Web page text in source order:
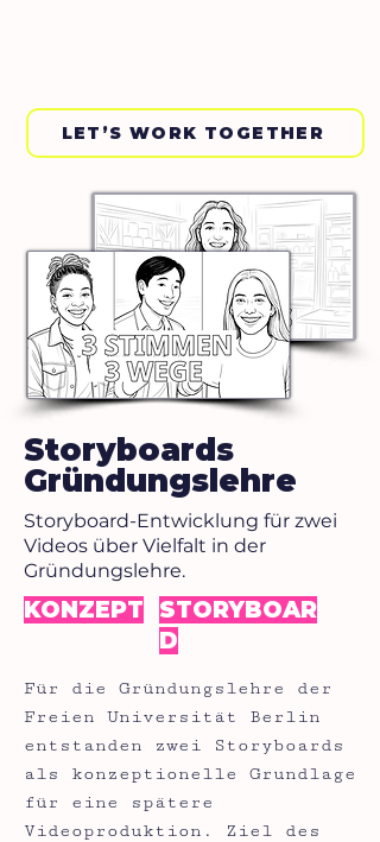
LET’S WORK TOGETHER
Storyboards
Gründungslehre
Storyboard-Entwicklung für zwei
Videos über Vielfalt in der
Gründungslehre.
KONZEPT
STORYBOAR
D
Für die Gründungslehre der
Freien Universität Berlin
entstanden zwei Storyboards
als konzeptionelle Grundlage
für eine spätere
Videoproduktion. Ziel des